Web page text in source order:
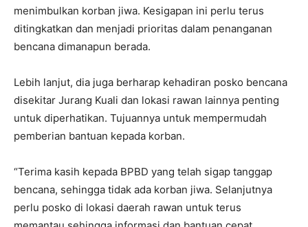
menimbulkan korban jiwa. Kesigapan ini perlu terus
ditingkatkan dan menjadi prioritas dalam penanganan
bencana dimanapun berada.
Lebih lanjut, dia juga berharap kehadiran posko bencana
disekitar Jurang Kuali dan lokasi rawan lainnya penting
untuk diperhatikan. Tujuannya untuk mempermudah
pemberian bantuan kepada korban.
“Terima kasih kepada BPBD yang telah sigap tanggap
bencana, sehingga tidak ada korban jiwa. Selanjutnya
perlu posko di lokasi daerah rawan untuk terus